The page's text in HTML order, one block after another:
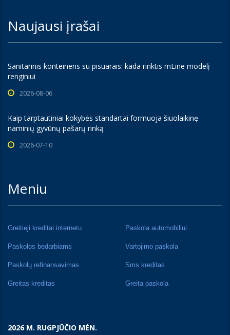
Naujausi įrašai
Sanitarinis konteineris su pisuarais: kada rinktis mLine modelį
renginiui
2026-08-06
Kaip tarptautiniai kokybės standartai formuoja šiuolaikinę
naminių gyvūnų pašarų rinką
2026-07-10
Meniu
Greitieji kreditai internetu Paskola automobiliui
Paskolos bedarbiams Vartojimo paskola
Paskolų refinansavimas Sms kreditas
Greitas kreditas Greita paskola
2026 M. RUGPJŪČIO MĖN.